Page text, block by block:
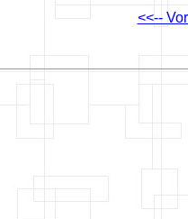
<<--